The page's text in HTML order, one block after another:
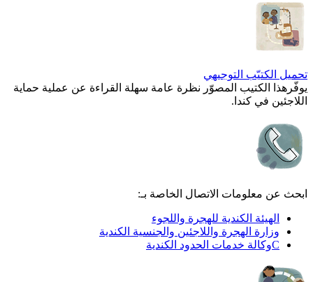
تحميل الكتيّب التوجيهي
يوفّرهذا الكتيب المصوّر نظرة عامة سهلة القراءة عن عملية حماية
اللاجئين في كندا.
ابحث عن معلومات الاتصال الخاصة بـ:
الهيئة الكندية للهجرة واللجوء
وزارة الهجرة واللاجئين والجنسية الكندية
Cوكالة خدمات الحدود الكندية